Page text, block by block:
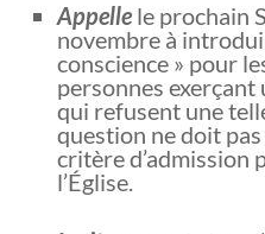
Appelle le prochain
novembre à
conscience » pour
personnes exerçant
qui refusent une
question ne doit
critère d’admission
l’Église.